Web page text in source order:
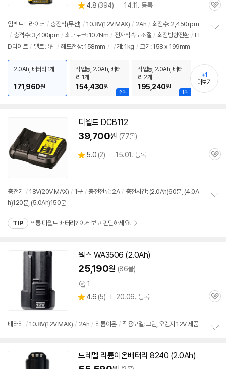
별
점
4.8 (상
리
뷰
394) 14.11. 등록
관
임팩트드라이버 / 충전식(무선) / 10.8V(12VMAX) / 2Ah / 회전수: 2,450rpm
/ 충격수: 3,400ipm / 최대토크: 107Nm / 전자식속도조절 / 회전방향전환 / LE
D라이트 / 벨트클립 / 헤드전장: 158mm / 무게: 1kg / 크기: 158 x 199mm
기
2.0Ah, 배터리 1개
171,960원
2위
작업등, 2.0Ah, 배터
리 1개
154,430원
1위
작업등, 2.0Ah, 배터
리 2개
195,240원
+1
더보기
디월트 DCB112
39,700원 (77몰)
별
5.0 (상
뷰
2) 15.01. 등록
관
충전기 / 18V(20V MAX) / 1구 / 충전전류: 2A / 충전시간: (2.0Ah)60분, (4.0A
h)120분, (5.0Ah)150분
TIP 짝퉁 디월트 배터리? 이거 보고 판단하세요!
웍스 WA3506 (2.0Ah)
25,190원 (86몰)
상
품
1
별
4.6 (상
뷰
5) 20.06. 등록
관
배터리 / 10.8V(12VMAX) / 2Ah / 리튬이온 / 적용모델: 그린, 오렌지 12V 제품
드레멜 리튬이온배터리 8240 (2.0Ah)